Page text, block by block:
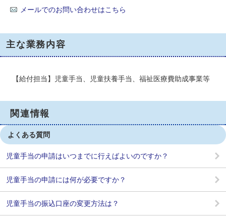
メールでのお問い合わせはこちら
主な業務内容
【給付担当】児童手当、児童扶養手当、福祉医療費助成事業等
関連情報
よくある質問
児童手当の申請はいつまでに行えばよいのですか？
児童手当の申請には何が必要ですか？
児童手当の振込口座の変更方法は？